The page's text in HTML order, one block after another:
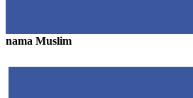
nama Muslim